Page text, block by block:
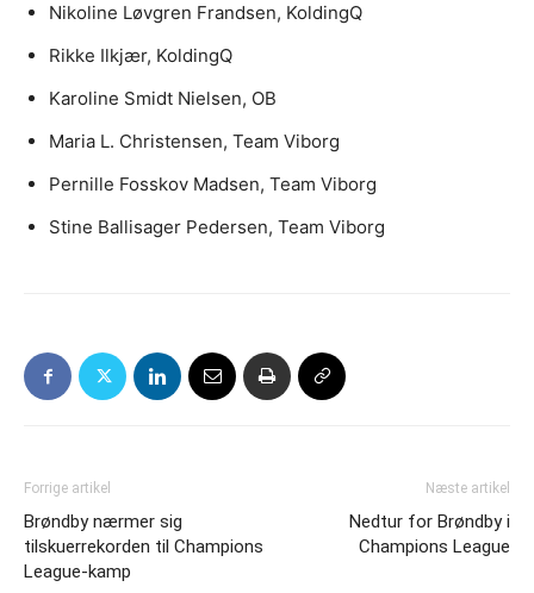
Nikoline Løvgren Frandsen, KoldingQ
Rikke Ilkjær, KoldingQ
Karoline Smidt Nielsen, OB
Maria L. Christensen, Team Viborg
Pernille Fosskov Madsen, Team Viborg
Stine Ballisager Pedersen, Team Viborg
Forrige artikel
Brøndby nærmer sig
tilskuerrekorden til Champions
League-kamp
Næste artikel
Nedtur for Brøndby i
Champions League